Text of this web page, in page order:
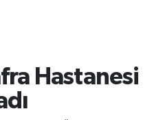
Hastanesi